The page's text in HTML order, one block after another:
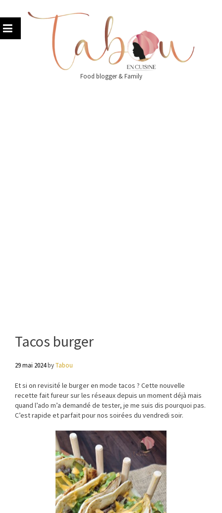
to
content
Food blogger & Family
Tacos burger
29 mai 2024byTabou
Et si on revisité le burger en mode tacos ? Cette nouvelle
recette fait fureur sur les réseaux depuis un moment déjà mais
quand l’ado m’a demandé de tester, je me suis dis pourquoi pas.
C’est rapide et parfait pour nos soirées du vendredi soir.